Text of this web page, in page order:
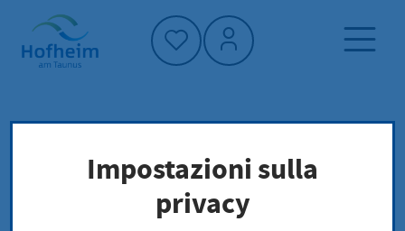
Home"
Pagina iniziale Vivere a Hofheim
Pianificazione, costruzione e trasporto
Impostazioni sulla
privacy